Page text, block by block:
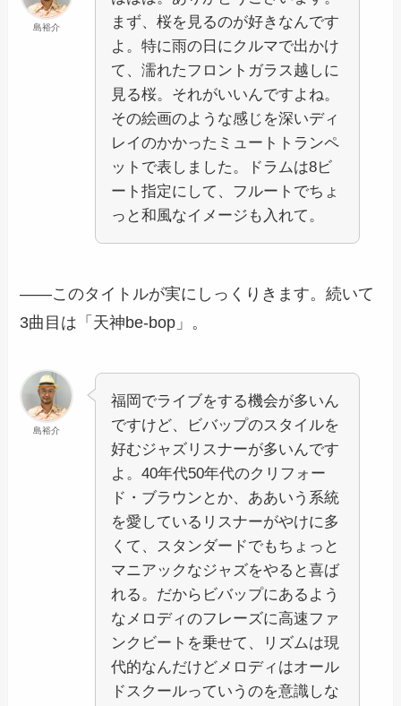
島裕介
まず、桜を見るのが好きなんです
よ。特に雨の日にクルマで出かけ
て、濡れたフロントガラス越しに
見る桜。それがいいんですよね。
その絵画のような感じを深いディ
レイのかかったミュートトランペ
ットで表しました。ドラムは8ビ
ート指定にして、フルートでちょ
っと和風なイメージも入れて。
――このタイトルが実にしっくりきます。続いて
3曲目は「天神be-bop」。
島裕介
福岡でライブをする機会が多いん
ですけど、ビバップのスタイルを
好むジャズリスナーが多いんです
よ。40年代50年代のクリフォー
ド・ブラウンとか、ああいう系統
を愛しているリスナーがやけに多
くて、スタンダードでもちょっと
マニアックなジャズをやると喜ば
れる。だからビバップにあるよう
なメロディのフレーズに高速ファ
ンクビートを乗せて、リズムは現
代的なんだけどメロディはオール
ドスクールっていうのを意識しな